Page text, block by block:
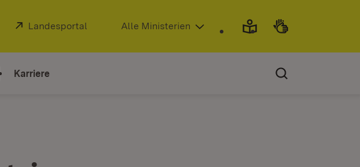
Extern:
Landesportal (Öffnet in neuem Fenster)
Alle Ministerien
Karriere